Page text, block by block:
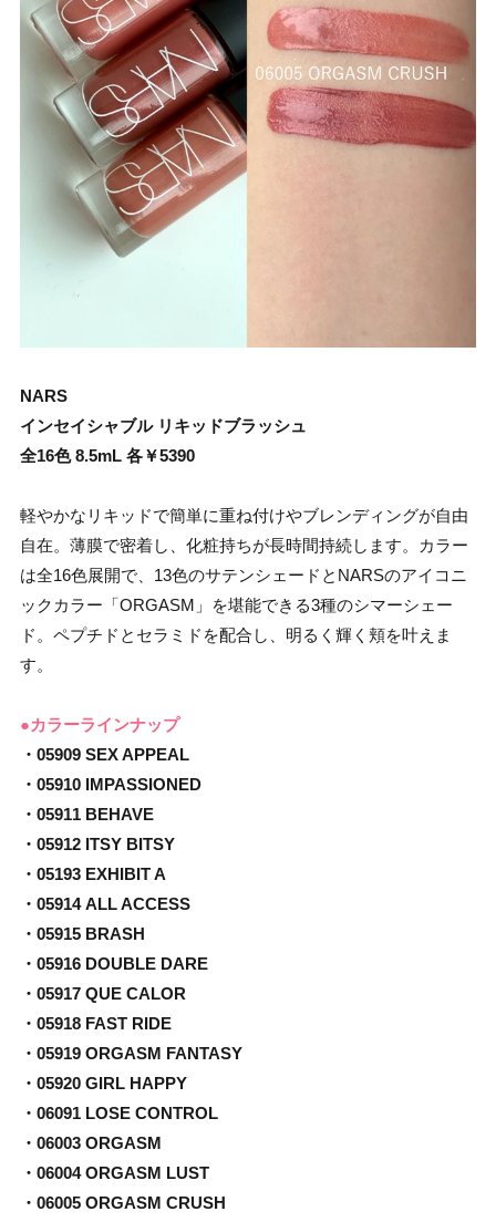
NARS
インセイシャブル リキッドブラッシュ
全16色 8.5mL 各￥5390
軽やかなリキッドで簡単に重ね付けやブレンディングが自由
自在。薄膜で密着し、化粧持ちが長時間持続します。カラー
は全16色展開で、13色のサテンシェードとNARSのアイコニ
ックカラー「ORGASM」を堪能できる3種のシマーシェー
ド。ペプチドとセラミドを配合し、明るく輝く頬を叶えま
す。
●カラーラインナップ
・05909 SEX APPEAL
・05910 IMPASSIONED
・05911 BEHAVE
・05912 ITSY BITSY
・05193 EXHIBIT A
・05914 ALL ACCESS
・05915 BRASH
・05916 DOUBLE DARE
・05917 QUE CALOR
・05918 FAST RIDE
・05919 ORGASM FANTASY
・05920 GIRL HAPPY
・06091 LOSE CONTROL
・06003 ORGASM
・06004 ORGASM LUST
・06005 ORGASM CRUSH